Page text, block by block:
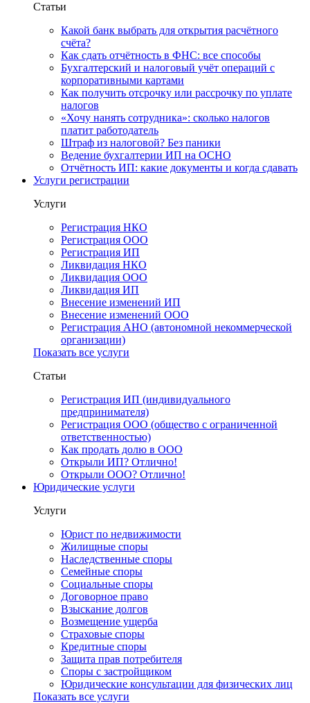
Статьи
Какой банк выбрать для открытия расчётного
счёта?
Как сдать отчётность в ФНС: все способы
Бухгалтерский и налоговый учёт операций с
корпоративными картами
Как получить отсрочку или рассрочку по уплате
налогов
«Хочу нанять сотрудника»: сколько налогов
платит работодатель
Штраф из налоговой? Без паники
Ведение бухгалтерии ИП на ОСНО
Отчётность ИП: какие документы и когда сдавать
Услуги регистрации
Услуги
Регистрация НКО
Регистрация ООО
Регистрация ИП
Ликвидация НКО
Ликвидация ООО
Ликвидация ИП
Внесение изменений ИП
Внесение изменений ООО
Регистрация АНО (автономной некоммерческой
организации)
Показать все услуги
Статьи
Регистрация ИП (индивидуального
предпринимателя)
Регистрация ООО (общество с ограниченной
ответственностью)
Как продать долю в ООО
Открыли ИП? Отлично!
Открыли ООО? Отлично!
Юридические услуги
Услуги
Юрист по недвижимости
Жилищные споры
Наследственные споры
Семейные споры
Социальные споры
Договорное право
Взыскание долгов
Возмещение ущерба
Страховые споры
Кредитные споры
Защита прав потребителя
Споры с застройщиком
Юридические консультации для физических лиц
Показать все услуги